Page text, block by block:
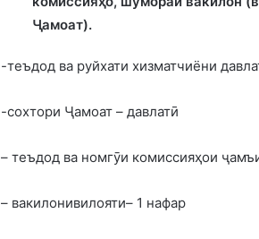
Ҷамоат).
-теъдод ва руйхати хизматчиёни
-сохтори Ҷамоат – давлатӣ
– теъдод ва номгӯи комиссияҳои
– вакилонивилояти– 1 нафар